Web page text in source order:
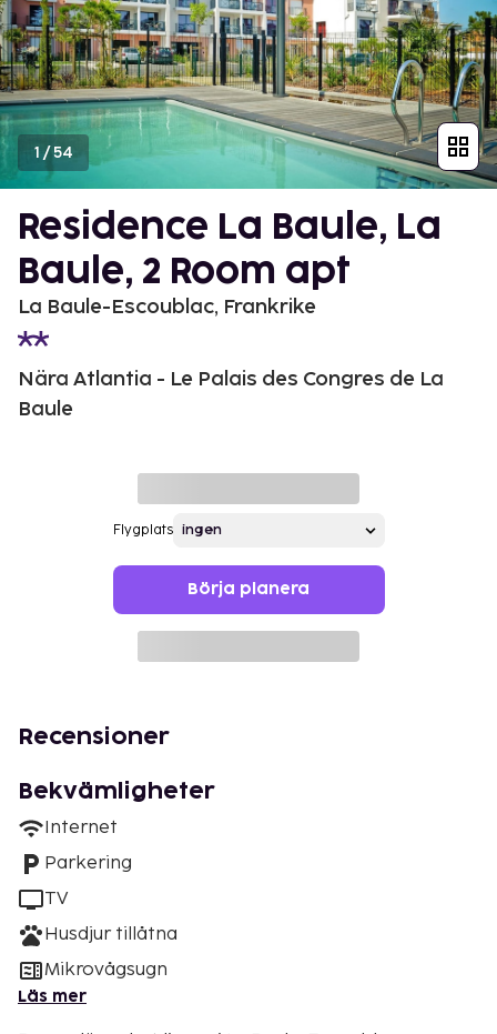
1 /54
Residence La Baule, La
Baule, 2 Room apt
La Baule-Escoublac, Frankrike
Nära Atlantia - Le Palais des Congres de La
Baule
Flygplats
Börja planera
Recensioner
Bekvämligheter
Internet
Parkering
TV
Husdjur tillåtna
Mikrovågsugn
Läs mer